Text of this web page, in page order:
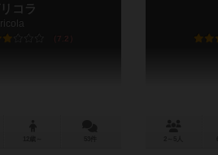
コラ
7.2